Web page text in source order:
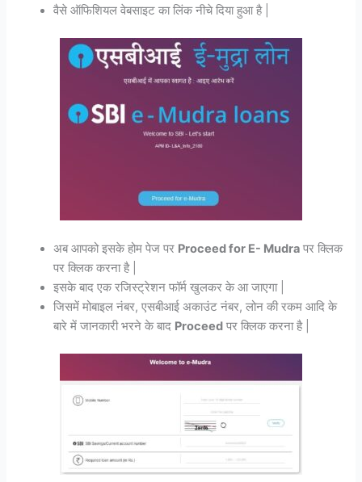
वैसे ऑफिशियल वेबसाइट का लिंक नीचे दिया हुआ है |
अब आपको इसके होम पेज पर Proceed for E- Mudra पर क्लिक
पर क्लिक करना है |
इसके बाद एक रजिस्ट्रेशन फॉर्म खुलकर के आ जाएगा |
जिसमें मोबाइल नंबर, एसबीआई अकाउंट नंबर, लोन की रकम आदि के
बारे में जानकारी भरने के बाद Proceed पर क्लिक करना है |